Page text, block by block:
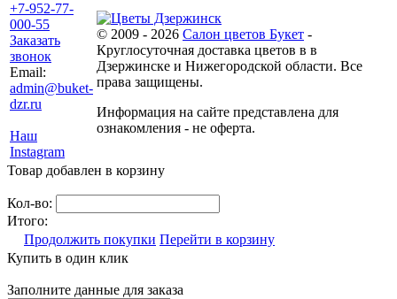
+7-952-77-
000-55
Заказать
звонок
Email:
admin@buket-
dzr.ru
Наш
Instagram
© 2009 - 2026 Салон цветов Букет -
Круглосуточная доставка цветов в в
Дзержинске и Нижегородской области. Все
права защищены.
Информация на сайте представлена для
ознакомления - не оферта.
Товар добавлен в корзину
Кол-во:
Итого:
Продолжить покупки Перейти в корзину
Купить в один клик
Заполните данные для заказа